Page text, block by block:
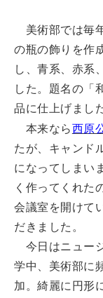
美術部では毎
の瓶の飾りを作
し、青系、赤系
した。題名の
品に仕上げまし
本来なら西原
たが、キャンド
になってしまい
く作ってくれた
会議室を開けて
だきました。
今日はニュー
学中、美術部に
加。綺麗に円形